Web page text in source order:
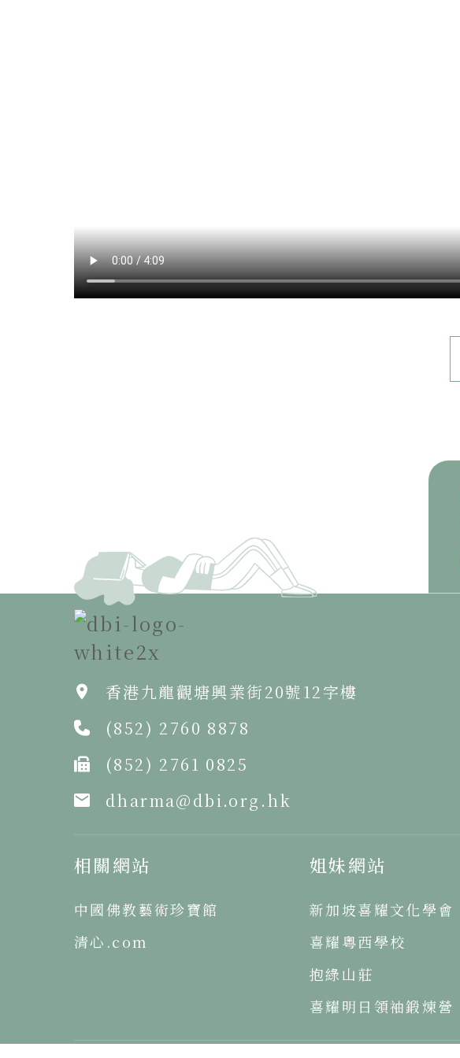
香港九龍觀塘興業街20號12字樓
(852) 2760 8878
(852) 2761 0825
dharma@dbi.org.hk
相關網站
中國佛教藝術珍寶館
清心.com
姐妹網站
新加坡喜耀文化學會
喜耀粵西學校
抱綠山莊
喜耀明日領袖鍛煉營